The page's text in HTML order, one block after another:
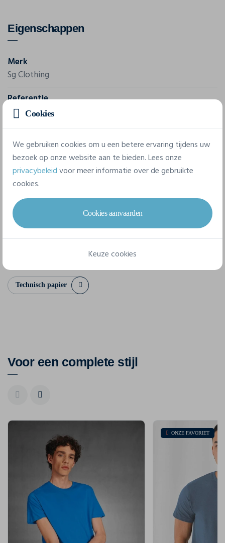
Eigenschappen
Merk
Sg Clothing
Referentie
SGTEE
140 - 169 g/m²
8 beschikbare maten
Technisch papier
Voor een complete stijl
ONZE FAVORIET
Cookies
We gebruiken cookies om u een betere ervaring tijdens uw
bezoek op onze website aan te bieden. Lees onze
privacybeleidvoor meer informatie over de gebruikte
cookies.
Cookies aanvaarden
Keuze cookies